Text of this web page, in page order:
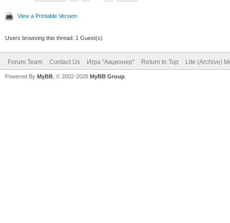
View a Printable Version
Users browsing this thread: 1 Guest(s)
Forum Team Contact Us Игра "Акционер" Return to Top Lite (Archive)
Powered By MyBB , © 2002-2026 MyBB Group